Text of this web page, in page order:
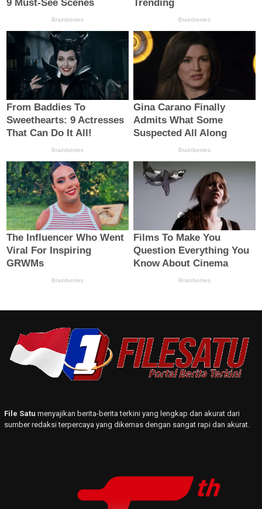
File Satu menyajikan berita-berita terkini yang lengkap dan akurat dari
sumber redaksi terpercaya yang dikemas dengan sangat rapi dan akurat.